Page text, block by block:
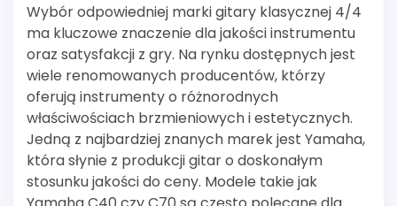
Wybór odpowiedniej marki gitary klasycznej 4/4
ma kluczowe znaczenie dla jakości instrumentu
oraz satysfakcji z gry. Na rynku dostępnych jest
wiele renomowanych producentów, którzy
oferują instrumenty o różnorodnych
właściwościach brzmieniowych i estetycznych.
Jedną z najbardziej znanych marek jest Yamaha,
która słynie z produkcji gitar o doskonałym
stosunku jakości do ceny. Modele takie jak